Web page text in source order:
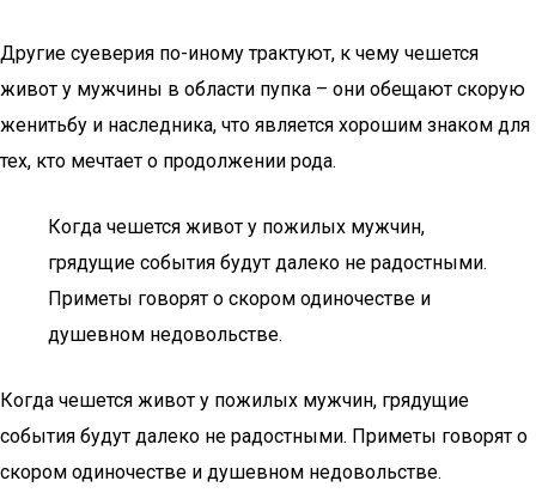
Другие суеверия по-иному трактуют, к чему чешется
живот у мужчины в области пупка – они обещают скорую
женитьбу и наследника, что является хорошим знаком для
тех, кто мечтает о продолжении рода.
Когда чешется живот у пожилых мужчин,
грядущие события будут далеко не радостными.
Приметы говорят о скором одиночестве и
душевном недовольстве.
Когда чешется живот у пожилых мужчин, грядущие
события будут далеко не радостными. Приметы говорят о
скором одиночестве и душевном недовольстве.